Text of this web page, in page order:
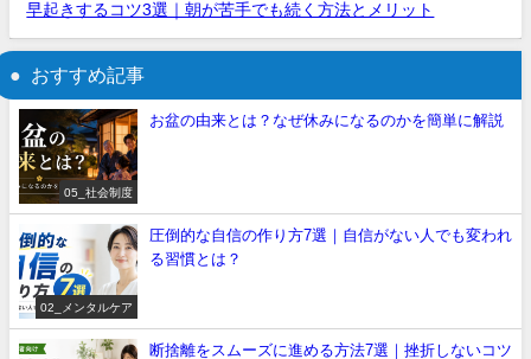
早起きするコツ3選｜朝が苦手でも続く方法とメリット
おすすめ記事
05_社会制度
お盆の由来とは？なぜ休みになるのかを簡単に解説
02_メンタルケア
圧倒的な自信の作り方7選｜自信がない人でも変われ
る習慣とは？
断捨離をスムーズに進める方法7選｜挫折しないコツ